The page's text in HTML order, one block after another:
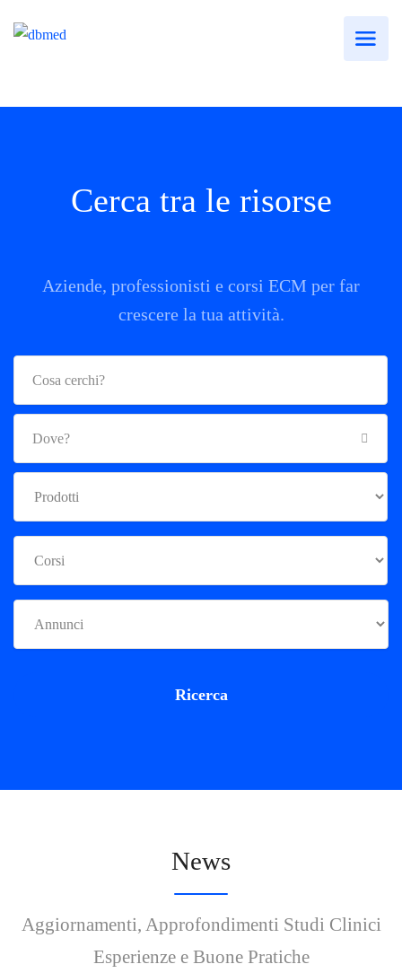
Cerca tra le risorse
Aziende, professionisti e corsi ECM per far
crescere la tua attività.
Ricerca
News
Aggiornamenti, Approfondimenti Studi Clinici
Esperienze e Buone Pratiche